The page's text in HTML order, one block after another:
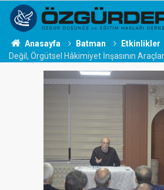
Anasayfa Batman Etkinlikler
Değil, Örgütsel Hâkimiyet İnşasının